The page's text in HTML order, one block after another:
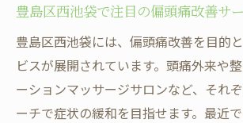
豊島区西池袋で注目の偏頭痛改善サ
豊島区西池袋には、偏頭痛改善を目的
ビスが展開されています。頭痛外来や
ーションマッサージサロンなど、それ
ーチで症状の緩和を目指せます。最近